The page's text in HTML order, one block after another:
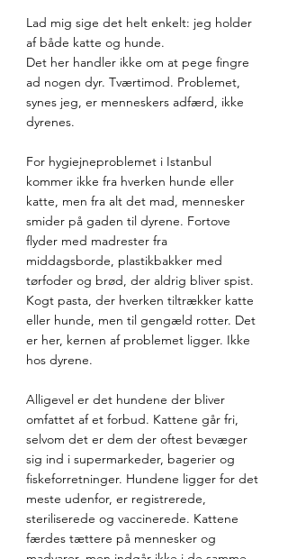
Lad mig sige det helt enkelt: jeg holder
af både katte og hunde.
Det her handler ikke om at pege fingre
ad nogen dyr. Tværtimod. Problemet,
synes jeg, er menneskers adfærd, ikke
dyrenes.
For hygiejneproblemet i Istanbul
kommer ikke fra hverken hunde eller
katte, men fra alt det mad, mennesker
smider på gaden til dyrene. Fortove
flyder med madrester fra
middagsborde, plastikbakker med
tørfoder og brød, der aldrig bliver spist.
Kogt pasta, der hverken tiltrækker katte
eller hunde, men til gengæld rotter. Det
er her, kernen af problemet ligger. Ikke
hos dyrene.
Alligevel er det hundene der bliver
omfattet af et forbud. Kattene går fri,
selvom det er dem der oftest bevæger
sig ind i supermarkeder, bagerier og
fiskeforretninger. Hundene ligger for det
meste udenfor, er registrerede,
steriliserede og vaccinerede. Kattene
færdes tættere på mennesker og